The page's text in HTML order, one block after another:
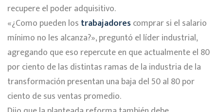
recupere el poder adquisitivo.
«¿Como pueden los trabajadorescomprar si el salario
mínimo no les alcanza?», preguntó el líder industrial,
agregando que eso repercute en que actualmente el 80
por ciento de las distintas ramas de la industria de la
transformación presentan una baja del 50 al 80 por
ciento de sus ventas promedio.